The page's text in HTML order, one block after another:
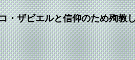
・ザビエルと信仰のため殉教